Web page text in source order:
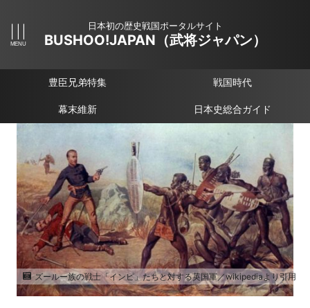
日本初の歴史戦国ポータルサイト
BUSHOO!JAPAN（武将ジャパン）
豊臣兄弟特集 戦国時代
幕末維新 日本史総合ガイド
ズールー族の戦士「インピ」たちと対する英国軍／wikipediaより引用